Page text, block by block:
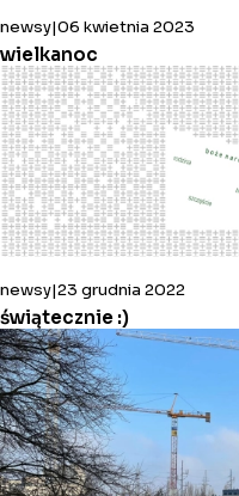
newsy 06 kwietnia 2023
wielkanoc
newsy 23 grudnia 2022
świątecznie :)